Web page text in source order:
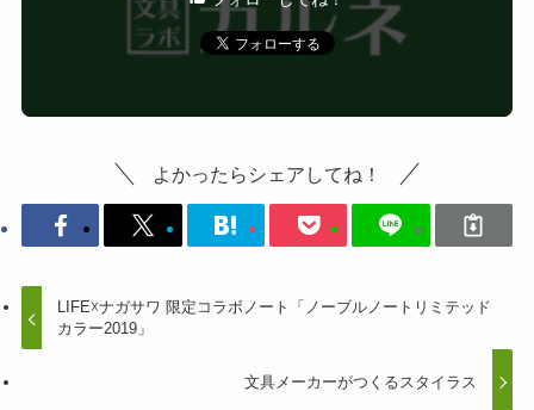
よかったらシェアしてね！
LIFE☓ナガサワ 限定コラボノート「ノーブルノートリミテッド
カラー2019」
文具メーカーがつくるスタイラス